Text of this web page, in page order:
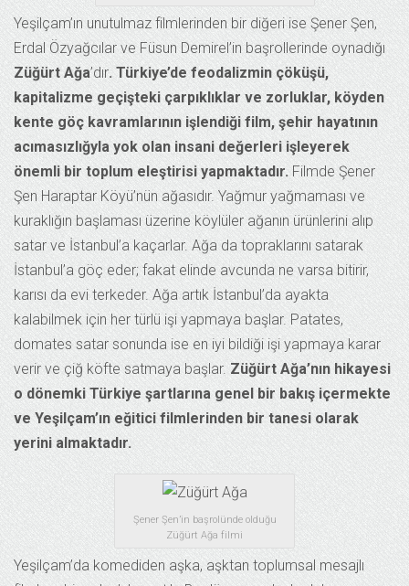
Yeşilçam’ın unutulmaz filmlerinden bir diğeri ise Şener Şen,
Erdal Özyağcılar ve Füsun Demirel’in başrollerinde oynadığı
Züğürt Ağa’dır. Türkiye’de feodalizmin çöküşü,
kapitalizme geçişteki çarpıklıklar ve zorluklar, köyden
kente göç kavramlarının işlendiği film, şehir hayatının
acımasızlığyla yok olan insani değerleri işleyerek
önemli bir toplum eleştirisi yapmaktadır. Filmde Şener
Şen Haraptar Köyü’nün ağasıdır. Yağmur yağmaması ve
kuraklığın başlaması üzerine köylüler ağanın ürünlerini alıp
satar ve İstanbul’a kaçarlar. Ağa da topraklarını satarak
İstanbul’a göç eder; fakat elinde avcunda ne varsa bitirir,
karısı da evi terkeder. Ağa artık İstanbul’da ayakta
kalabilmek için her türlü işi yapmaya başlar. Patates,
domates satar sonunda ise en iyi bildiği işi yapmaya karar
verir ve çiğ köfte satmaya başlar. Züğürt Ağa’nın hikayesi
o dönemki Türkiye şartlarına genel bir bakış içermekte
ve Yeşilçam’ın eğitici filmlerinden bir tanesi olarak
yerini almaktadır.
Şener Şen’in başrolünde olduğu
Züğürt Ağa filmi
Yeşilçam’da komediden aşka, aşktan toplumsal mesajlı